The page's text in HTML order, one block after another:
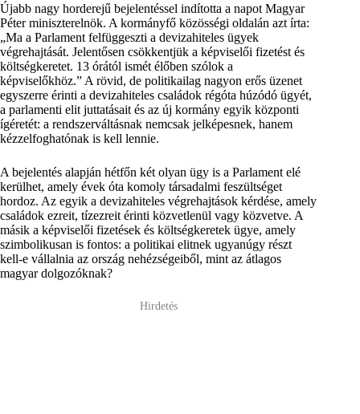
Újabb nagy horderejű bejelentéssel indította a napot Magyar
Péter miniszterelnök. A kormányfő közösségi oldalán azt írta:
„Ma a Parlament felfüggeszti a devizahiteles ügyek
végrehajtását. Jelentősen csökkentjük a képviselői fizetést és
költségkeretet. 13 órától ismét élőben szólok a
képviselőkhöz.” A rövid, de politikailag nagyon erős üzenet
egyszerre érinti a devizahiteles családok régóta húzódó ügyét,
a parlamenti elit juttatásait és az új kormány egyik központi
ígéretét: a rendszerváltásnak nemcsak jelképesnek, hanem
kézzelfoghatónak is kell lennie.
A bejelentés alapján hétfőn két olyan ügy is a Parlament elé
kerülhet, amely évek óta komoly társadalmi feszültséget
hordoz. Az egyik a devizahiteles végrehajtások kérdése, amely
családok ezreit, tízezreit érinti közvetlenül vagy közvetve. A
másik a képviselői fizetések és költségkeretek ügye, amely
szimbolikusan is fontos: a politikai elitnek ugyanúgy részt
kell-e vállalnia az ország nehézségeiből, mint az átlagos
magyar dolgozóknak?
Hirdetés